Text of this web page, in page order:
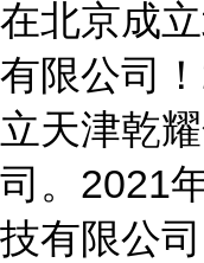
在北京成
有限公司
立天津乾
司。2021
技有限公司